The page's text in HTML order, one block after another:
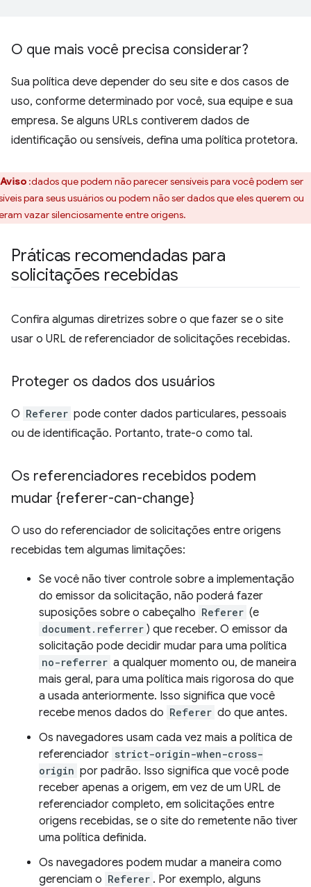
O que mais você precisa considerar?
Sua política deve depender do seu site e dos casos de
uso, conforme determinado por você, sua equipe e sua
empresa. Se alguns URLs contiverem dados de
identificação ou sensíveis, defina uma política protetora.
Aviso :dados que podem não parecer sensíveis para você podem ser
para seus usuários ou podem não ser dados que eles querem ou
vazar silenciosamente entre origens.
Práticas recomendadas para
solicitações recebidas
Confira algumas diretrizes sobre o que fazer se o site
usar o URL de referenciador de solicitações recebidas.
Proteger os dados dos usuários
O Referer pode conter dados particulares, pessoais
ou de identificação. Portanto, trate-o como tal.
Os referenciadores recebidos podem
mudar {referer-can-change}
O uso do referenciador de solicitações entre origens
recebidas tem algumas limitações:
Se você não tiver controle sobre a implementação
do emissor da solicitação, não poderá fazer
suposições sobre o cabeçalho Referer (e
document.referrer ) que receber. O emissor da
solicitação pode decidir mudar para uma política
no-referrer a qualquer momento ou, de maneira
mais geral, para uma política mais rigorosa do que
a usada anteriormente. Isso significa que você
recebe menos dados do Referer do que antes.
Os navegadores usam cada vez mais a política de
referenciador strict-origin-when-cross-
origin por padrão. Isso significa que você pode
receber apenas a origem, em vez de um URL de
referenciador completo, em solicitações entre
origens recebidas, se o site do remetente não tiver
uma política definida.
Os navegadores podem mudar a maneira como
gerenciam o Referer . Por exemplo, alguns